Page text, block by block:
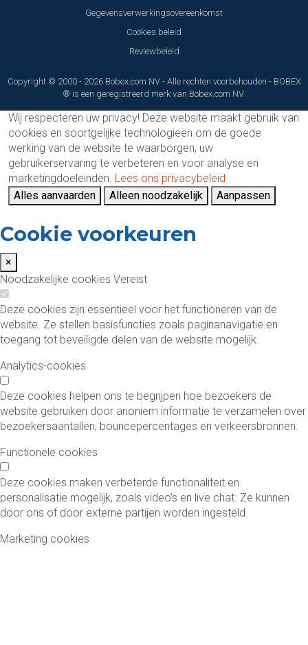
Gegevensverwerkingsovereenkomst
Cookies beleid
Reviewbeleid
Copyright © 2000 - 2026 Bobex.com NV - Alle rechten voorbehouden - BOBEX
® is een geregistreerd merk van Bobex.com NV.
Wij respecteren uw privacy! Deze website maakt gebruik van
cookies en soortgelijke technologieën om de goede
werking van de website te waarborgen, uw
gebruikerservaring te verbeteren en voor analyse en
marketingdoeleinden. Lees ons privacybeleid
Alles aanvaarden
Alleen noodzakelijk Aanpassen
Cookie voorkeuren
×
Noodzakelijke cookies Vereist
Deze cookies zijn essentieel voor het functioneren van de
website. Ze stellen basisfuncties zoals paginanavigatie en
toegang tot beveiligde delen van de website mogelijk.
Analytics-cookies
Deze cookies helpen ons te begrijpen hoe bezoekers de
website gebruiken door anoniem informatie te verzamelen over
bezoekersaantallen, bouncepercentages en verkeersbronnen.
Functionele cookies
Deze cookies maken verbeterde functionaliteit en
personalisatie mogelijk, zoals video's en live chat. Ze kunnen
door ons of door externe partijen worden ingesteld.
Marketing cookies